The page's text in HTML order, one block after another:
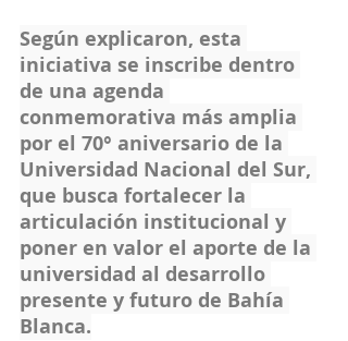
Según explicaron, esta
iniciativa se inscribe dentro
de una agenda
conmemorativa más amplia
por el 70° aniversario de la
Universidad Nacional del Sur,
que busca fortalecer la
articulación institucional y
poner en valor el aporte de la
universidad al desarrollo
presente y futuro de Bahía
Blanca.